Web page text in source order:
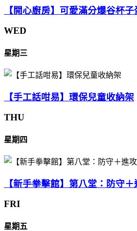
【開心廚房】可愛滿分爆谷杯子
WED
星期三
【手工話咁易】環保兒童收納架
THU
星期四
【新手拳擊館】第八堂：防守
FRI
星期五